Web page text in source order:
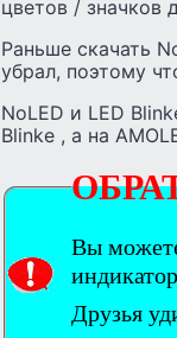
цветов / значков
Раньше скачать
убрал, поэтому
NoLED и LED
Blinke , а на
Вы
Друзья